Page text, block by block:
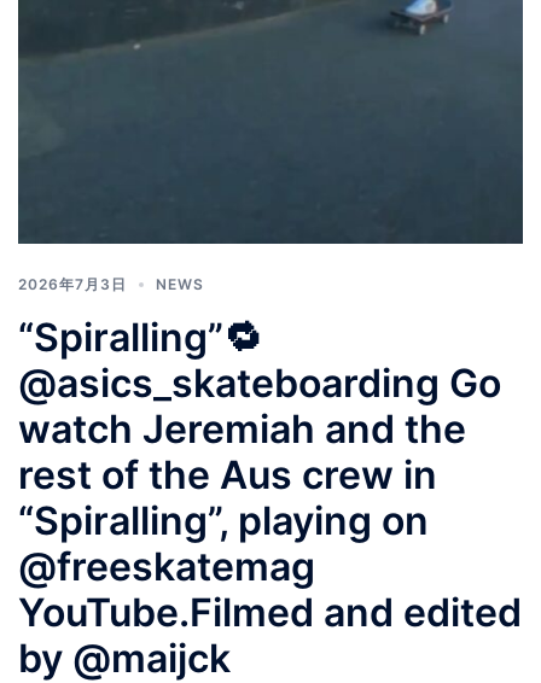
2026年7月3日 NEWS
“Spiralling”🔁
@asics_skateboarding Go
watch Jeremiah and the
rest of the Aus crew in
“Spiralling”, playing on
@freeskatemag
YouTube.Filmed and edited
by @maijck